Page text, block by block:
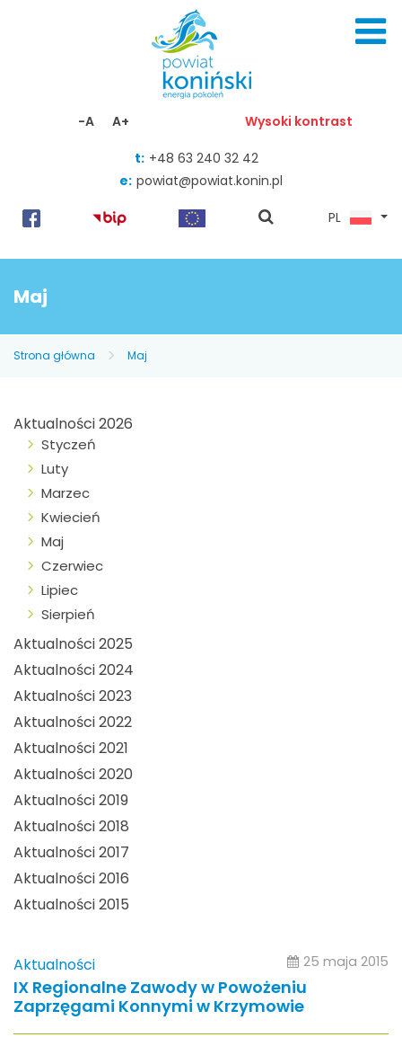
-A A+ Wysoki kontrast
t: +48 63 240 32 42
e: powiat@powiat.konin.pl
pokaż
PL
Maj
Strona główna Maj
Aktualności 2026
Styczeń
Luty
Marzec
Kwiecień
Maj
Czerwiec
Lipiec
Sierpień
Aktualności 2025
Aktualności 2024
Aktualności 2023
Aktualności 2022
Aktualności 2021
Aktualności 2020
Aktualności 2019
Aktualności 2018
Aktualności 2017
Aktualności 2016
Aktualności 2015
Aktualności 25 maja 2015
IX Regionalne Zawody w Powożeniu
Zaprzęgami Konnymi w Krzymowie